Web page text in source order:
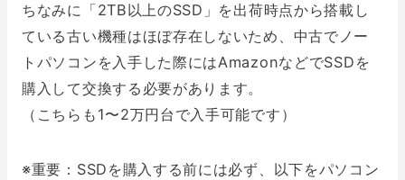
ちなみに「2TB以上のSSD」を出荷時点から搭載し
ている古い機種はほぼ存在しないため、中古でノー
トパソコンを入手した際にはAmazonなどでSSDを
購入して交換する必要があります。
（こちらも1〜2万円台で入手可能です）
※重要：SSDを購入する前には必ず、以下をパソコン